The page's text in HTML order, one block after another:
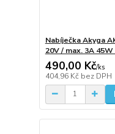
Nabíječka Akyga
20V / max. 3A
490,00 Kč/ks
404,96 Kč bez DPH